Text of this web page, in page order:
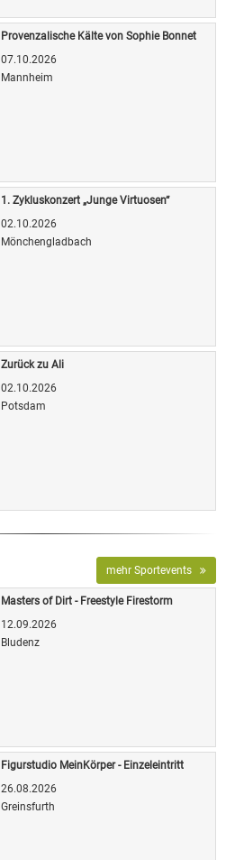
Provenzalische Kälte von Sophie Bonnet
07.10.2026
Mannheim
1. Zykluskonzert „Junge Virtuosen“
02.10.2026
Mönchengladbach
Zurück zu Ali
02.10.2026
Potsdam
mehr Sportevents
Masters of Dirt - Freestyle Firestorm
12.09.2026
Bludenz
Figurstudio MeinKörper - Einzeleintritt
26.08.2026
Greinsfurth